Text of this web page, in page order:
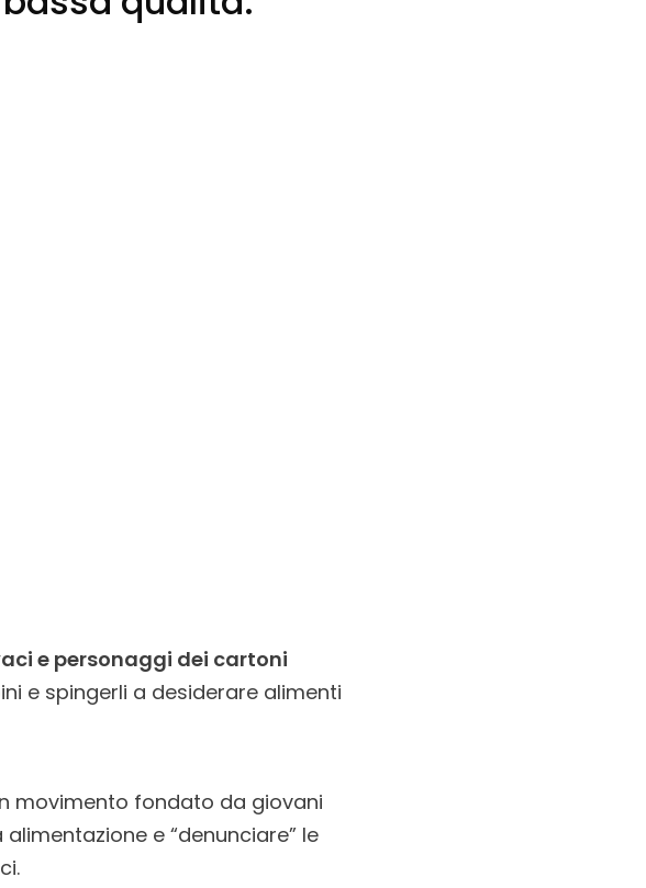
e personaggi dei cartoni
e spingerli a desiderare alimenti
movimento fondato da giovani
e “denunciare” le